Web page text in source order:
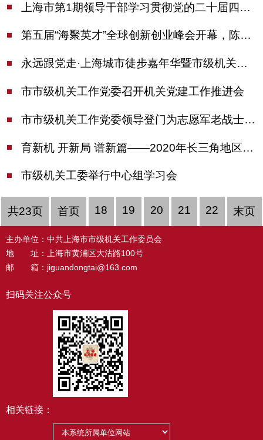
上海市第1期领导干部学习贯彻党的二十届四中全会精神专题研讨班开班，陈吉宁作专题报告
第五届“海聚英才”全球创新创业峰会开幕，陈吉宁出席并启动新一届大赛
永远跟党走·上海城市徒步嘉年华暨市级机关运动会开幕
市市级机关工作党委召开机关党建工作推进会
市市级机关工作党委领导登门为志愿军老战士佩戴纪念章
育新机 开新局 谱新篇——2020年长三角地区机关党建工作研讨会在南京召开
市级机关工委举行中心组学习会
共23页 首页 18 19 20 21 22 末页